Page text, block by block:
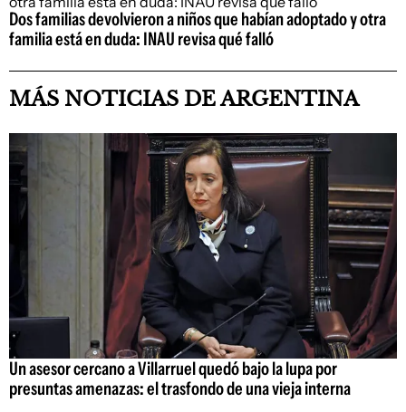
Dos familias devolvieron a niños que habían adoptado y otra
familia está en duda: INAU revisa qué falló
MÁS NOTICIAS DE ARGENTINA
Un asesor cercano a Villarruel quedó bajo la lupa por
presuntas amenazas: el trasfondo de una vieja interna